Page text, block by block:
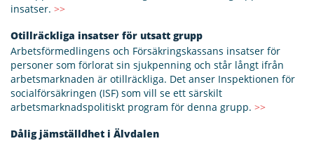
insatser. >>
Otillräckliga insatser för utsatt grupp
Arbetsförmedlingens och Försäkringskassans insatser för
personer som förlorat sin sjukpenning och står långt ifrån
arbetsmarknaden är otillräckliga. Det anser Inspektionen för
socialförsäkringen (ISF) som vill se ett särskilt
arbetsmarknadspolitiskt program för denna grupp. >>
Dålig jämställdhet i Älvdalen